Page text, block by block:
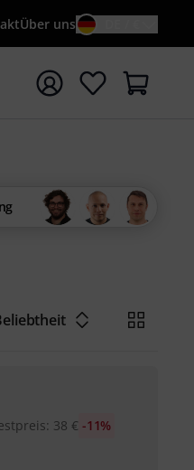
Über uns
: 38 € -11%